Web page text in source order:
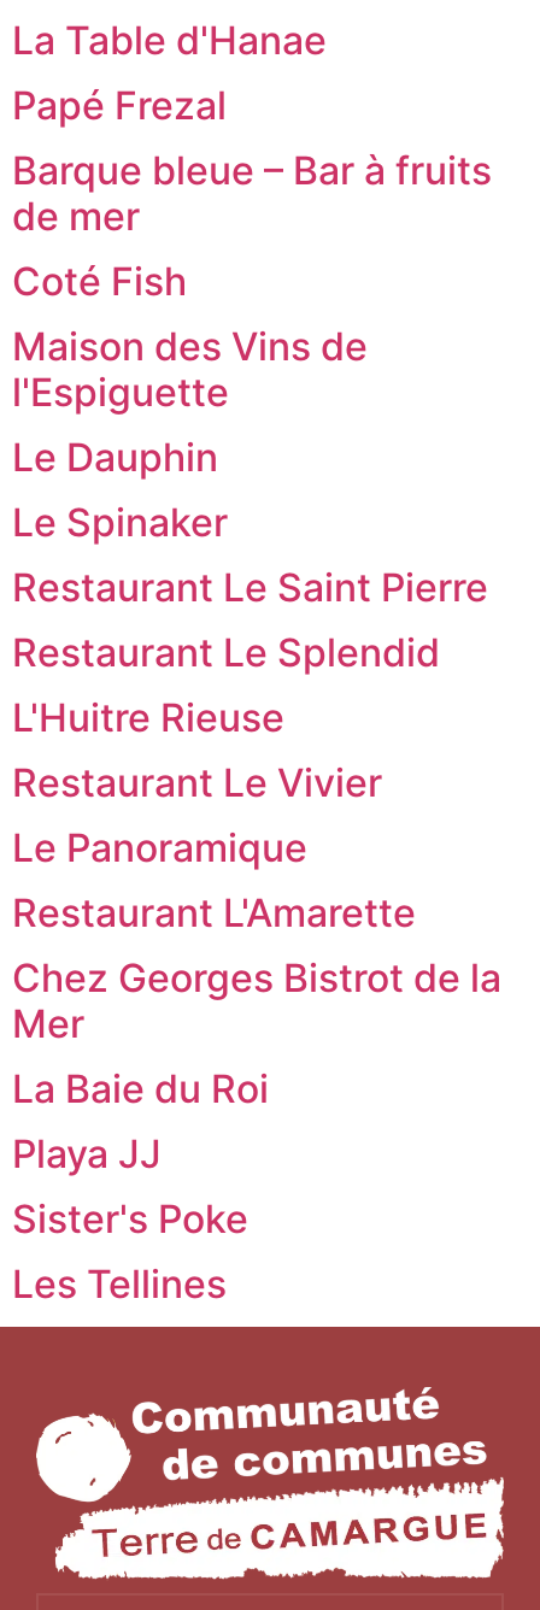
La Table d'Hanae
Papé Frezal
Barque bleue – Bar à fruits
de mer
Coté Fish
Maison des Vins de
l'Espiguette
Le Dauphin
Le Spinaker
Restaurant Le Saint Pierre
Restaurant Le Splendid
L'Huitre Rieuse
Restaurant Le Vivier
Le Panoramique
Restaurant L'Amarette
Chez Georges Bistrot de la
Mer
La Baie du Roi
Playa JJ
Sister's Poke
Les Tellines